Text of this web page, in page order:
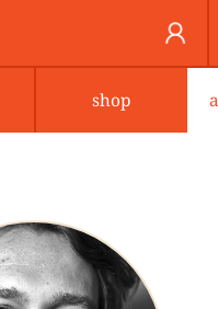
shop